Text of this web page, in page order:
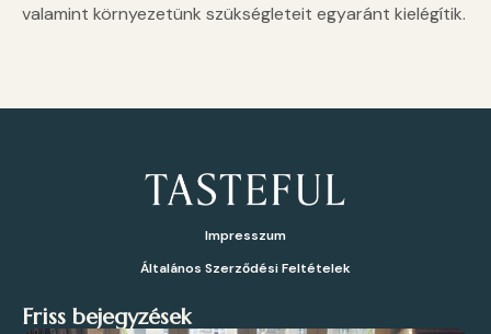
valamint környezetünk szükségleteit egyaránt kielégítik.
Impresszum
Általános Szerződési Feltételek
Friss bejegyzések